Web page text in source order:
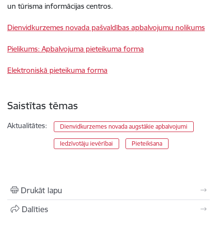
un tūrisma informācijas centros.
Dienvidkurzemes novada pašvaldības apbalvojumu nolikums
Pielikums: Apbalvojuma pieteikuma forma
Elektroniskā pieteikuma forma
Saistītas tēmas
Aktualitātes: Dienvidkurzemes novada augstākie apbalvojumi
Iedzīvotāju ievērībai Pieteikšana
Drukāt lapu
Dalīties